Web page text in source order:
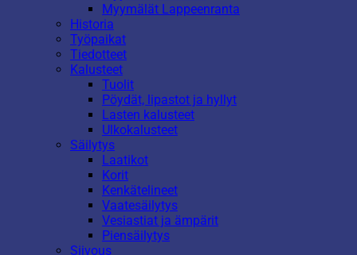
Myymälät Lappeenranta
Historia
Työpaikat
Tiedotteet
Kalusteet
Tuolit
Pöydät, lipastot ja hyllyt
Lasten kalusteet
Ulkokalusteet
Säilytys
Laatikot
Korit
Kenkätelineet
Vaatesäilytys
Vesiastiat ja ämpärit
Piensäilytys
Siivous